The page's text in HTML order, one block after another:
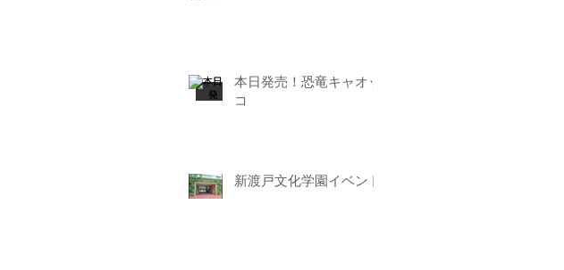
本日発売！恐竜キャオッ
コ
新渡戸文化学園イベント